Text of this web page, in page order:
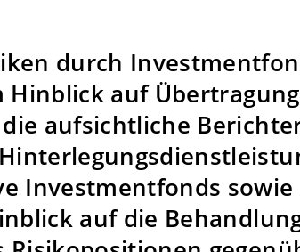
durch
Hinblick auf
aufsichtliche
Investmentfonds
auf die